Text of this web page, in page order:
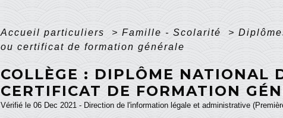
Accueil particuliers > Famille - Scolarité >
ou certificat de formation générale
COLLÈGE : DIPLÔME NATIONAL
CERTIFICAT DE FORMATION
Vérifié le 06 Dec 2021 - Direction de l'information légale et administrative